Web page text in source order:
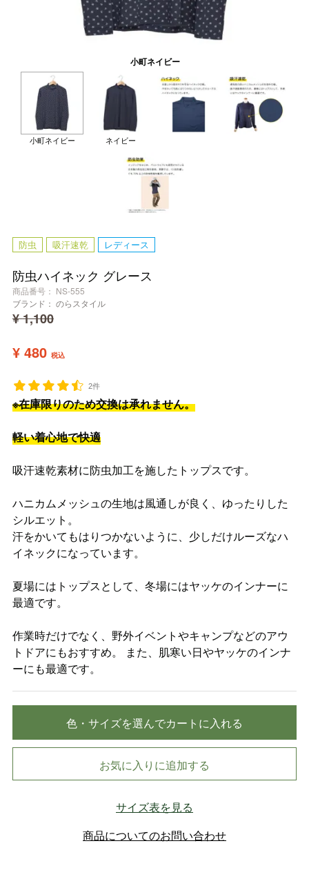
小町ネイビー
小町ネイビー ネイビー
防虫 吸汗速乾 レディース
防虫ハイネック グレース
商品番号
NS-555
ブランド： のらスタイル
¥1,100
¥ 480 税込
2件
※在庫限りのため交換は承れません。
軽い着心地で快適
吸汗速乾素材に防虫加工を施したトップスです。
ハニカムメッシュの生地は風通しが良く、ゆったりした
シルエット。
汗をかいてもはりつかないように、少しだけルーズなハ
イネックになっています。
夏場にはトップスとして、冬場にはヤッケのインナーに
最適です。
作業時だけでなく、野外イベントやキャンプなどのアウ
トドアにもおすすめ。 また、肌寒い日やヤッケのインナ
ーにも最適です。
色・サイズを選んでカートに入れる
お気に入りに追加する
サイズ表を見る
商品についてのお問い合わせ